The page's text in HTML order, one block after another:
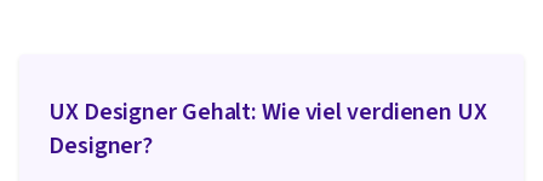
UX Designer Gehalt: Wie viel verdienen UX
Designer?